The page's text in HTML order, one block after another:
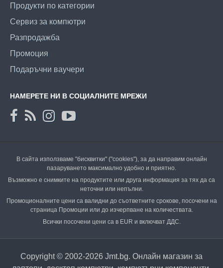
Продукти по категории
Сервиз за компютри
Разпродажба
Промоция
Подаръчни ваучери
НАМЕРЕТЕ НИ В СОЦИАЛНИТЕ МРЕЖИ
В сайта използваме "бисквитки" ("cookies"), за да направим онлайн
пазаруването максимално удобно и приятно.
Възможно е снимките на продуктите или друга информация за тях да са
неточни или непълни.
Промоционалните цени са валидни до съответните срокове, посочени на
страница Промоции или до изчерпване на количествата.
Всички посочени цени са в EUR и включват ДДС.
Copyright © 2002-2026 Jmt.bg. Онлайн магазин за